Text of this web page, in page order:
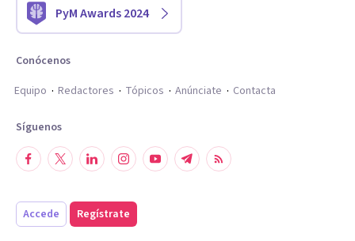
PyM Awards 2024
Conócenos
Equipo
Redactores Tópicos Anúnciate Contacta
Síguenos
Accede Regístrate